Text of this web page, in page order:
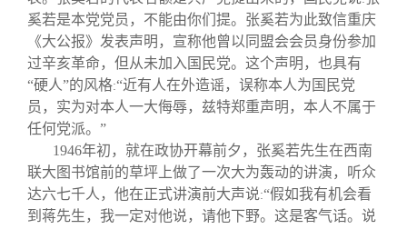
奚若是本党党员，不能由你们提。张奚若为此致信重庆
《大公报》发表声明，宣称他曾以同盟会会员身份参加
过辛亥革命，但从未加入国民党。这个声明，也具有
“硬人”的风格:“近有人在外造谣，误称本人为国民党
员，实为对本人一大侮辱，兹特郑重声明，本人不属于
任何党派。”
1946年初，就在政协开幕前夕，张奚若先生在西南
联大图书馆前的草坪上做了一次大为轰动的讲演，听众
达六七千人，他在正式讲演前大声说:“假如我有机会看
到蒋先生，我一定对他说，请他下野。这是客气话。说